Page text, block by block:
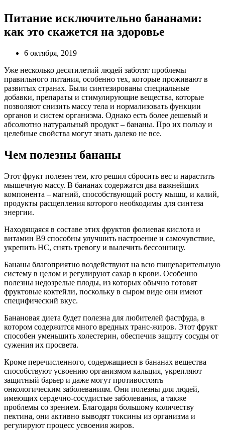
Питание исключительно бананами:
как это скажется на здоровье
6 октября, 2019
Уже несколько десятилетий людей заботят проблемы
правильного питания, особенно тех, которые проживают в
развитых странах. Были синтезированы специальные
добавки, препараты и стимулирующие вещества, которые
позволяют снизить массу тела и нормализовать функции
органов и систем организма. Однако есть более дешевый и
абсолютно натуральный продукт – бананы. Про их пользу и
целебные свойства могут знать далеко не все.
Чем полезны бананы
Этот фрукт полезен тем, кто решил сбросить вес и нарастить
мышечную массу. В бананах содержатся два важнейших
компонента – магний, способствующий росту мышц, и калий,
продукты расщепления которого необходимы для синтеза
энергии.
Находящаяся в составе этих фруктов фолиевая кислота и
витамин B9 способны улучшить настроение и самочувствие,
укрепить НС, снять тревогу и вылечить бессонницу.
Бананы благоприятно воздействуют на всю пищеварительную
систему в целом и регулируют сахар в крови. Особенно
полезны недозрелые плоды, из которых обычно готовят
фруктовые коктейли, поскольку в сыром виде они имеют
специфический вкус.
Банановая диета будет полезна для любителей фастфуда, в
котором содержится много вредных транс-жиров. Этот фрукт
способен уменьшить холестерин, обеспечив защиту сосуды от
сужения их просвета.
Кроме перечисленного, содержащиеся в бананах вещества
способствуют усвоению организмом кальция, укрепляют
защитный барьер и даже могут противостоять
онкологическим заболеваниям. Они полезны для людей,
имеющих сердечно-сосудистые заболевания, а также
проблемы со зрением. Благодаря большому количеству
пектина, они активно выводят токсины из организма и
регулируют процесс усвоения жиров.